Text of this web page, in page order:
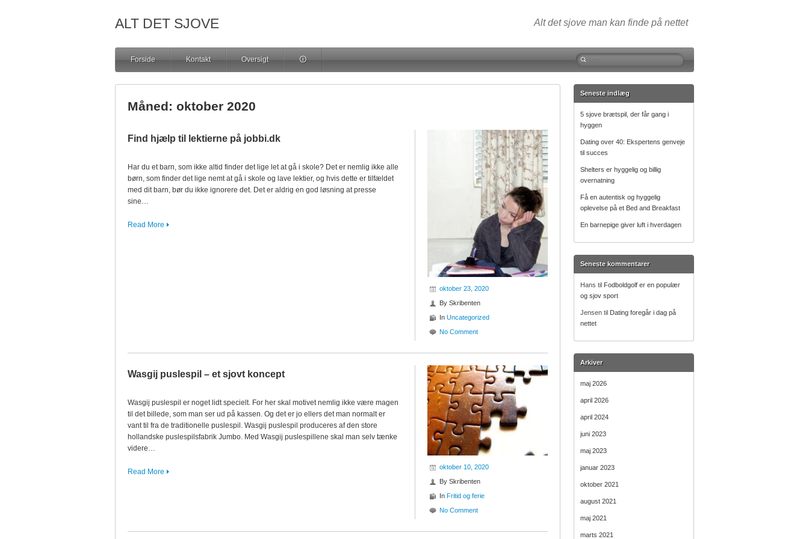
ALT DET SJOVE Alt det sjove man kan finde på nettet
Forside Kontakt Oversigt 🛈
Søg
Måned: oktober 2020
Find hjælp til lektierne på jobbi.dk
Har du et barn, som ikke altid finder det lige let at gå i skole? Det er nemlig ikke alle
børn, som finder det lige nemt at gå i skole og lave lektier, og hvis dette er tilfældet
med dit barn, bør du ikke ignorere det. Det er aldrig en god løsning at presse
sine…
Read More
oktober 23, 2020
By Skribenten
In Uncategorized
No Comment
Wasgij puslespil – et sjovt koncept
Wasgij puslespil er noget lidt specielt. For her skal motivet nemlig ikke være magen
til det billede, som man ser ud på kassen. Og det er jo ellers det man normalt er
vant til fra de traditionelle puslespil. Wasgij puslespil produceres af den store
hollandske puslespilsfabrik Jumbo. Med Wasgij puslespillene skal man selv tænke
videre…
Read More
oktober 10, 2020
By Skribenten
In Fritid og ferie
No Comment
Seneste indlæg
5 sjove brætspil, der får gang i
hyggen
Dating over 40: Ekspertens genveje
til succes
Shelters er hyggelig og billig
overnatning
Få en autentisk og hyggelig
oplevelse på et Bed and Breakfast
En barnepige giver luft i hverdagen
Seneste kommentarer
Hans til Fodboldgolf er en populær
og sjov sport
Jensen til Dating foregår i dag på
nettet
Arkiver
maj 2026
april 2026
april 2024
juni 2023
maj 2023
januar 2023
oktober 2021
august 2021
maj 2021
marts 2021